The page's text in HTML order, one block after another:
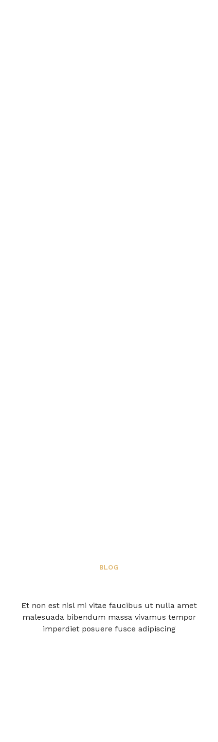
BLOG
Et non est nisl mi vitae faucibus ut nulla amet
malesuada bibendum massa vivamus tempor
imperdiet posuere fusce adipiscing